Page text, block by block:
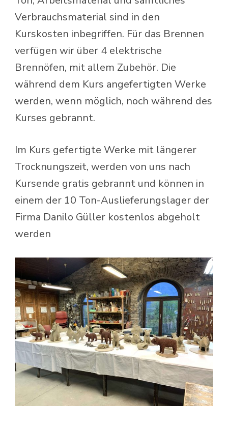
Verbrauchsmaterial sind in den
Kurskosten inbegriffen. Für das Brennen
verfügen wir über 4 elektrische
Brennöfen, mit allem Zubehör. Die
während dem Kurs angefertigten Werke
werden, wenn möglich, noch während des
Kurses gebrannt.
Im Kurs gefertigte Werke mit längerer
Trocknungszeit, werden von uns nach
Kursende gratis gebrannt und können in
einem der 10 Ton-Auslieferungslager der
Firma Danilo Güller kostenlos abgeholt
werden